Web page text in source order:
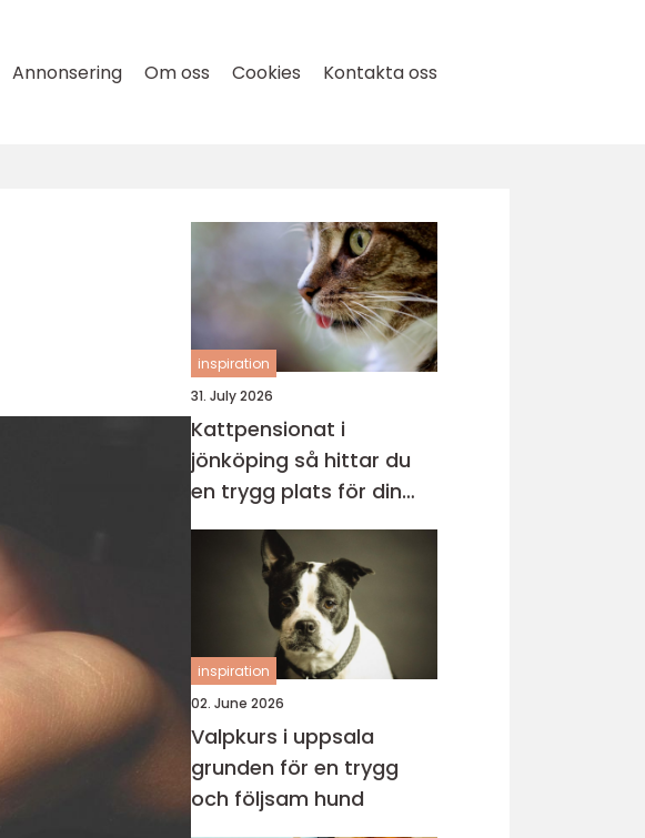
Annonsering Om oss Cookies Kontakta oss
inspiration
31. July 2026
Kattpensionat i
jönköping så hittar du
en trygg plats för din
katt
inspiration
02. June 2026
Valpkurs i uppsala
grunden för en trygg
och följsam hund